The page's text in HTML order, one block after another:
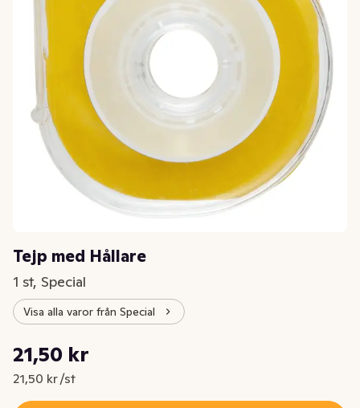
Tejp med Hållare
1 st, Special
Visa alla varor från Special
Nuvarande pris är: 21,50 kr
21,50 kr
21,50 kr /st
Styckpris: 21,50 kr /st